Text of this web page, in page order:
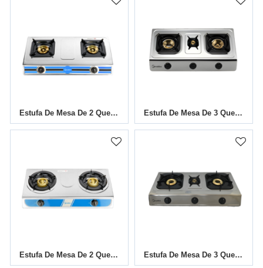
Estufa De Mesa De 2 Quemadores TGB-211SH Estufa De Mesa De 3 Quemadores TGB-307SM
Estufa De Mesa De 2 Quemadores TGB-201SS Estufa De Mesa De 3 Quemadores TGB-306SB